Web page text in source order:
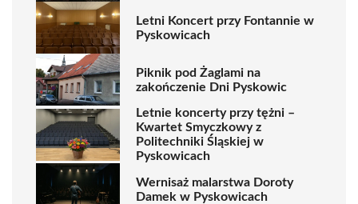
Letni Koncert przy Fontannie w
Pyskowicach
Piknik pod Żaglami na
zakończenie Dni Pyskowic
Letnie koncerty przy tężni –
Kwartet Smyczkowy z
Politechniki Śląskiej w
Pyskowicach
Wernisaż malarstwa Doroty
Damek w Pyskowicach